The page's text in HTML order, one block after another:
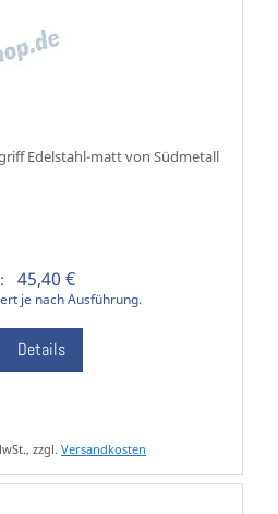
Edelstahl-matt von Südmetall
45,40 €
je nach Ausführung.
Details
zzgl. Versandkosten